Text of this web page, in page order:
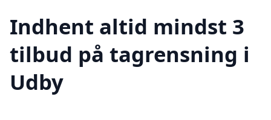
Indhent altid mindst 3
tilbud på tagrensning i
Udby